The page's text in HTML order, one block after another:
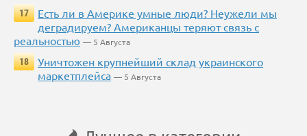
17
Есть ли в Америке умные люди? Неужели мы
деградируем? Американцы теряют связь с
реальностью — 5 Августа
18
Уничтожен крупнейший склад украинского
маркетплейса — 5 Августа